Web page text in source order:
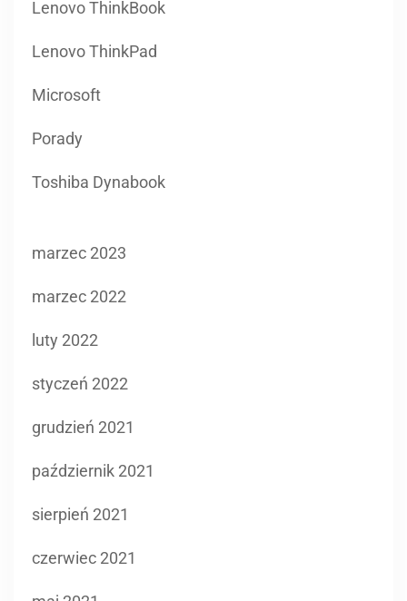
Microsoft
Porady
Toshiba Dynabook
luty 2022
styczeń 2022
grudzień 2021
październik 2021
sierpień 2021
czerwiec 2021
maj 2021
kwiecień 2021